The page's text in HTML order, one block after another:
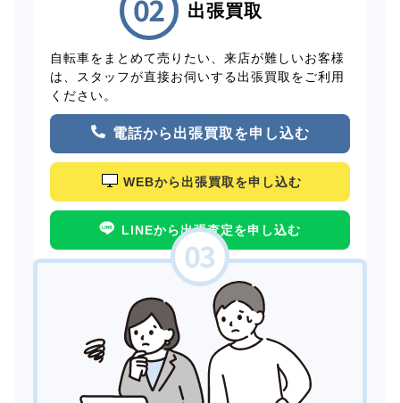
出張買取
自転車をまとめて売りたい、来店が難しいお客様
は、スタッフが直接お伺いする出張買取をご利用
ください。
電話から出張買取を申し込む
WEBから出張買取を申し込む
LINEから出張査定を申し込む